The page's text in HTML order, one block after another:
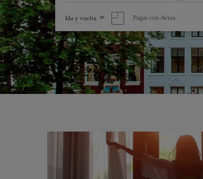
Seleccione
una
opción
Ida y vuelta Pagar con Avios